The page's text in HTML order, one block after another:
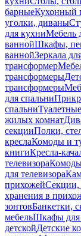
барныеКухонный
уголки, диваны
для кухниМебель
ваннойШкафы,
ваннойЗеркала
трансформер
трансформеры
трансформеры
для спальни
спальни
жилых комнат
секцииПолки,
креслаКомоды и
книгиКресла-
телевизора
для телевизора
прихожей
хранения в
зонтовБанкетки,
мебельШкафы для
детскойДетские